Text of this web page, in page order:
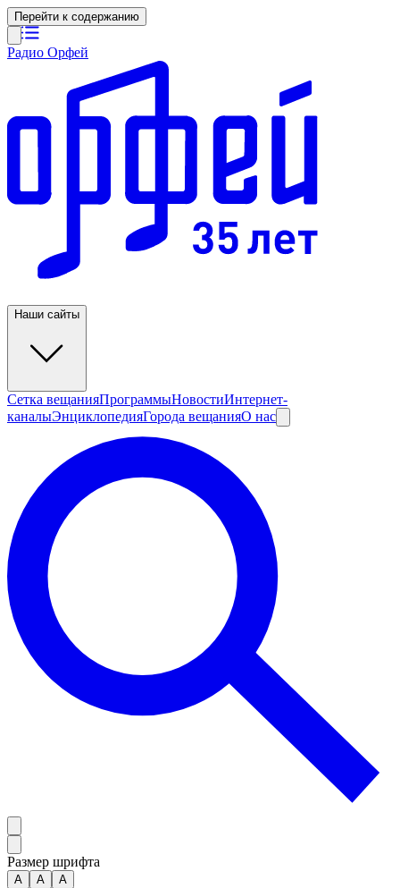
Перейти к содержанию
Радио Орфей
Наши сайты
Сетка вещанияПрограммыНовостиИнтернет-
каналыЭнциклопедияГорода вещанияО нас
Размер шрифта
А A A